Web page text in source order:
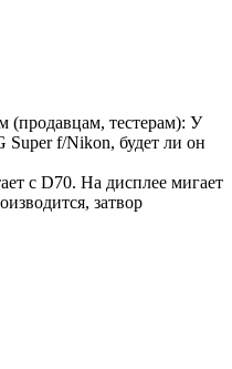
(продавцам, тестерам): У
Super f/Nikon, будет ли он
с D70. На дисплее мигает
затвор